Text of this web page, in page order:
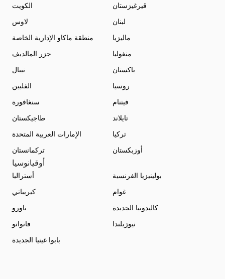
الكويت
قيرغيزستان
لاوس
لبنان
منطقة ماكاو الإدارية الخاصة
ماليزيا
جزر المالديف
منغوليا
نيبال
باكستان
الفلبين
روسيا
سنغافورة
فيتنام
طاجيكستان
تايلاند
الإمارات العربية المتحدة
تركيا
تركمانستان
أوزبكستان
أوقيانوسيا
أستراليا
بولينيزيا الفرنسية
كيريباتي
غوام
ناورو
كاليدونيا الجديدة
فانواتو
نيوزيلندا
بابوا غينيا الجديدة